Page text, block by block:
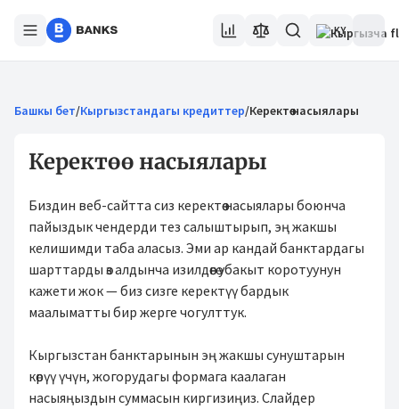
KY
Башкы бет/Кыргызстандагы кредиттер/Керектөө насыялары
Керектөө насыялары
Биздин веб-сайтта сиз керектөө насыялары боюнча
пайыздык чендерди тез салыштырып, эң жакшы
келишимди таба аласыз. Эми ар кандай банктардагы
шарттарды өз алдынча изилдөөгө убакыт коротуунун
кажети жок — биз сизге керектүү бардык
маалыматты бир жерге чогулттук.
Кыргызстан банктарынын эң жакшы сунуштарын
көрүү үчүн, жогорудагы формага каалаган
насыяңыздын суммасын киргизиңиз. Слайдер